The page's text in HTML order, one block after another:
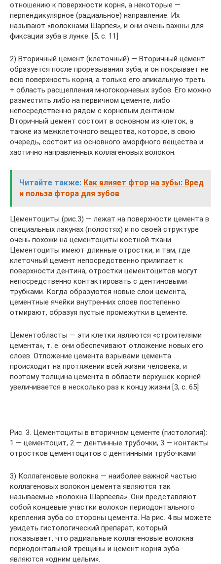
отношению к поверхности корня, а некоторые —
перпендикулярное (радиальное) направление. Их
называют «волокнами Шарпея», и они очень важны для
фиксации зуба в лунке. [5, c. 11]
2) Вторичный цемент (клеточный) — Вторичный цемент
образуется после прорезывания зуба, и он покрывает не
всю поверхность корня, а только его апикальную треть
+ область расщепления многокорневых зубов. Его можно
разместить либо на первичном цементе, либо
непосредственно рядом с корневым дентином.
Вторичный цемент состоит в основном из клеток, а
также из межклеточного вещества, которое, в свою
очередь, состоит из основного аморфного вещества и
хаотично направленных коллагеновых волокон.
Читайте также: Как влияет фтор на зубы: Вред
и польза фтора для зубов
Цементоциты (рис.3) — лежат на поверхности цемента в
специальных лакунах (полостях) и по своей структуре
очень похожи на цементоциты костной ткани.
Цементоциты имеют длинные отростки, и там, где
клеточный цемент непосредственно прилипает к
поверхности дентина, отростки цементоцитов могут
непосредственно контактировать с дентиновыми
трубками. Когда образуются новые слои цемента,
цементные ячейки внутренних слоев постепенно
отмирают, образуя пустые промежутки в цементе.
Цементобласты — эти клетки являются «строителями
цемента», т. е. они обеспечивают отложение новых его
слоев. Отложение цемента взрывами цемента
происходит на протяжении всей жизни человека, и
поэтому толщина цемента в области верхушек корней
увеличивается в несколько раз к концу жизни [3, c. 65]
.
Рис. 3. Цементоциты в вторичном цементе (гистология):
1 — цементоцит, 2 — дентинные трубочки, 3 — контакты
отростков цементоцитов с дентинными трубочками
3) Коллагеновые волокна — наиболее важной частью
коллагеновых волокон цемента являются так
называемые «волокна Шарпеева». Они представляют
собой концевые участки волокон периодонтального
крепления зуба со стороны цемента. На рис. 4 вы можете
увидеть гистологический препарат, который
показывает, что радиальные коллагеновые волокна
периодонтальной трещины и цемент корня зуба
являются «одним целым».